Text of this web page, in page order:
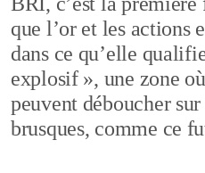
que l’or et les actions
dans ce qu’elle
explosif », une zone
peuvent déboucher
brusques, comme ce